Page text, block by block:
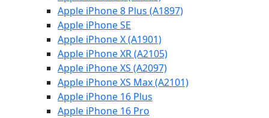
Apple iPhone 8 Plus (A1897)
Apple iPhone SE
Apple iPhone X (A1901)
Apple iPhone XR (A2105)
Apple iPhone XS (A2097)
Apple iPhone XS Max (A2101)
Apple iPhone 16 Plus
Apple iPhone 16 Pro